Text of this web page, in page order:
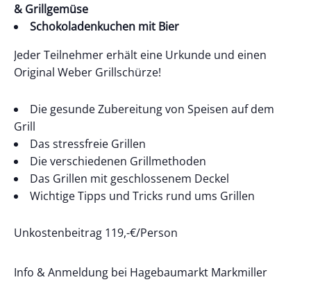
& Grillgemüse
Schokoladenkuchen mit Bier
Jeder Teilnehmer erhält eine Urkunde und einen
Original Weber Grillschürze!
Die gesunde Zubereitung von Speisen auf dem
Grill
Das stressfreie Grillen
Die verschiedenen Grillmethoden
Das Grillen mit geschlossenem Deckel
Wichtige Tipps und Tricks rund ums Grillen
Unkostenbeitrag 119,-€/Person
Info & Anmeldung bei Hagebaumarkt Markmiller